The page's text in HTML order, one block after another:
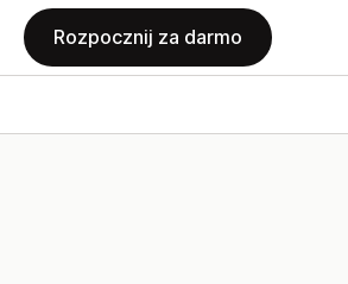
Rozpocznij za darmo